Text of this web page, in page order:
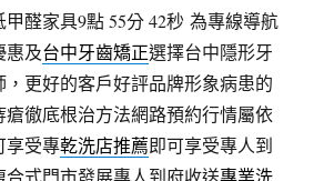
醛家具9點 55分 42秒 為專線導航
惠及台中牙齒矯正選擇台中隱形牙
更好的客戶好評品牌形象病患的
瘡徹底根治方法網路預約行情屬依
享受專乾洗店推薦即可享受專人到
合式門市發展專人到府收送專業洗